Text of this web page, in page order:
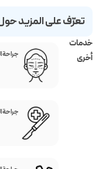
تعرّف على المزيد
خدمات
أخرى
جراحة
جراحة